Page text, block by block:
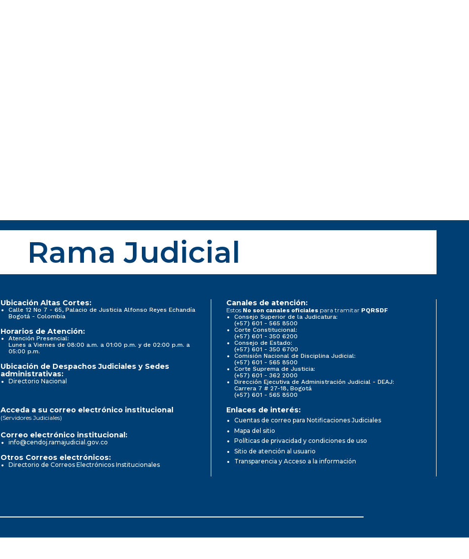
Rama Judicial
Ubicación Altas Cortes:
Calle 12 No 7 - 65, Palacio de Justicia Alfonso Reyes Echandía
Bogotá - Colombia
Horarios de Atención:
Atención Presencial:
Lunes a Viernes de 08:00 a.m. a 01:00 p.m. y de 02:00 p.m. a
05:00 p.m.
Ubicación de Despachos Judiciales y Sedes
administrativas:
Directorio Nacional
Canales de atención:
Estos No son canales oficiales para tramitar PQRSDF
Consejo Superior de la Judicatura:
(+57) 601 - 565 8500
Corte Constitucional:
(+57) 601 - 350 6200
Consejo de Estado:
(+57) 601 - 350 6700
Comisión Nacional de Disciplina Judicial:
(+57) 601 - 565 8500
Corte Suprema de Justicia:
(+57) 601 - 362 2000
Dirección Ejecutiva de Administración Judicial - DEAJ:
Carrera 7 # 27-18, Bogotá
(+57) 601 - 565 8500
Acceda a su correo electrónico institucional
(Servidores Judiciales)
Correo electrónico institucional:
info@cendoj.ramajudicial.gov.co
Otros Correos electrónicos:
Directorio de Correos Electrónicos Institucionales
Enlaces de interés:
Cuentas de correo para Notificaciones Judiciales
Mapa del sitio
Políticas de privacidad y condiciones de uso
Sitio de atención al usuario
Transparencia y Acceso a la información